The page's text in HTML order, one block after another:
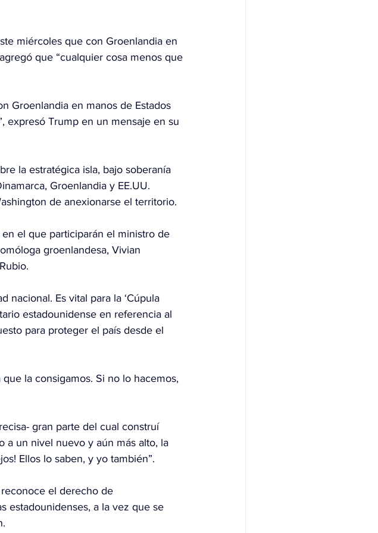
miércoles que con Groenlandia en
que “cualquier cosa menos que
Groenlandia en manos de Estados
expresó Trump en un mensaje en su
la estratégica isla, bajo soberanía
Groenlandia y EE.UU.
de anexionarse el territorio.
el que participarán el ministro de
groenlandesa, Vivian
nacional. Es vital para la ‘Cúpula
estadounidense en referencia al
para proteger el país desde el
la consigamos. Si no lo hacemos,
gran parte del cual construí
a un nivel nuevo y aún más alto, la
Ellos lo saben, y yo también”.
el derecho de
estadounidenses, a la vez que se